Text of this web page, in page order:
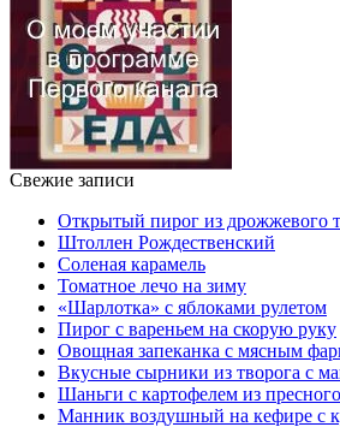
Свежие записи
Открытый пирог из дрожжевого
Штоллен Рождественский
Соленая карамель
Томатное лечо на зиму
«Шарлотка» с яблоками рулетом
Пирог с вареньем на скорую руку
Овощная запеканка с мясным
Вкусные сырники из творога с
Шаньги с картофелем из пресного
Манник воздушный на кефире с